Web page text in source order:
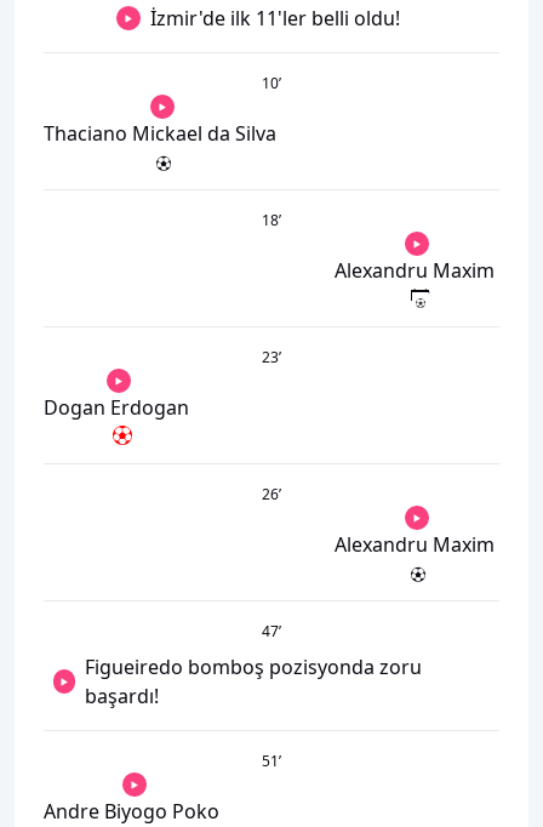
İzmir'de ilk 11'ler belli oldu!
10’
Thaciano Mickael da Silva
18’
Alexandru Maxim
23’
Dogan Erdogan
26’
Alexandru Maxim
47’
Figueiredo bomboş pozisyonda zoru
başardı!
51’
Andre Biyogo Poko